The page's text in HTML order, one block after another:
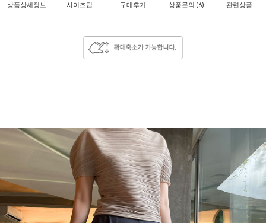
상품상세정보 사이즈팁 구매후기 상품문의 (6) 관련상품